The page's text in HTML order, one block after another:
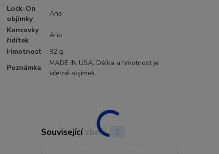
Lock-On
objímky
Ano
Koncovky
řidítek
Ano
Hmotnost
92 g
Poznámka
MADE IN USA. Délka a hmotnost je
včetně objímek.
Související zboží 1